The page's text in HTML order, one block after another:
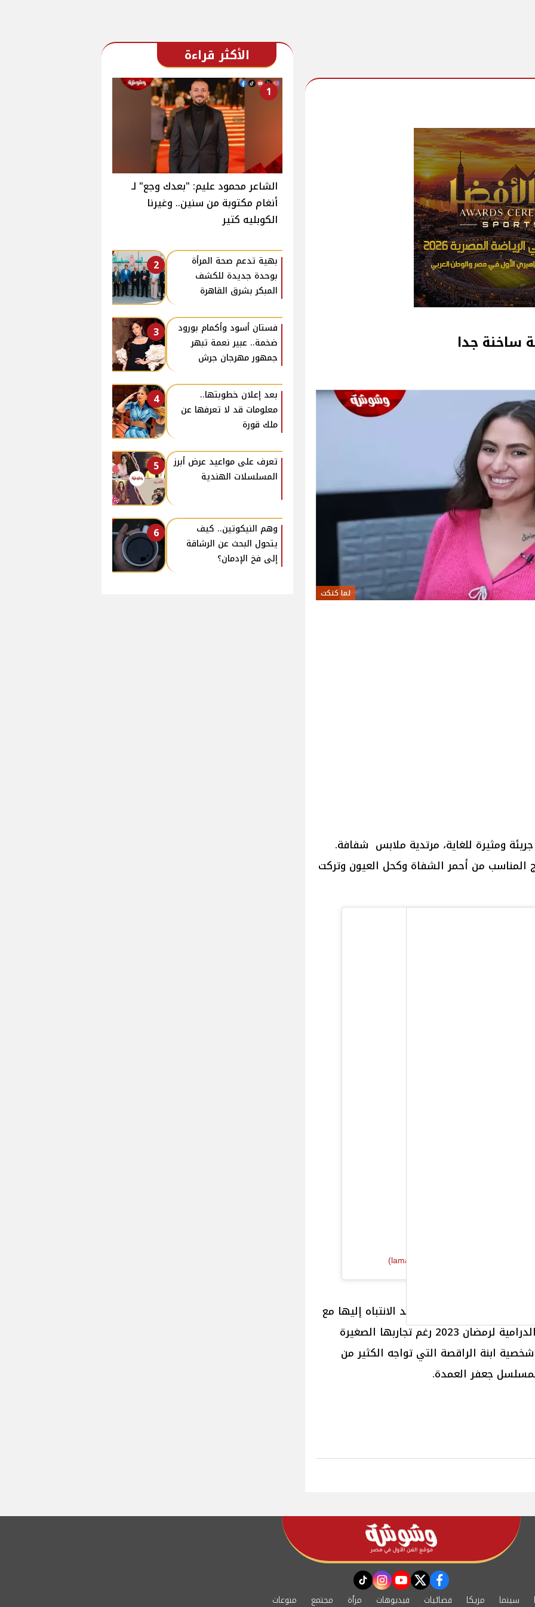
ساخنة جدا
لما كتكت
ومثيرة للغاية، مرتدية ملابس شفافة.
من أحمر الشفاة وكحل العيون وتركت
‎‏
الأول، ونجحت في شد الانتباه إليها مع
فرصة الظهور الأول على الشاشة الدرامية لرمضان 2023 رغم تجاربها الصغيرة
ابنة الراقصة التي تواجه الكثير من
بمسلسل جعفر العمدة.
الأكثر قراءة
1
الشاعر محمود عليم: "بعدك وجع" لـ
أنغام مكتوبة من سنين.. وغيرنا
الكوبليه كتير
2
بهية تدعم صحة المرأة
بوحدة جديدة للكشف
المبكر بشرق القاهرة
3
فستان أسود وأكمام بورود
ضخمة.. عبير نعمة تبهر
جمهور مهرجان جرش
4
بعد إعلان خطوبتها..
معلومات قد لا تعرفها عن
ملك قورة
5
تعرف على مواعيد عرض أبرز
المسلسلات الهندية
6
وهم النيكوتين.. كيف
يتحول البحث عن الرشاقة
إلى فخ الإدمان؟
facebook
twitter
youtube
instagram
tiktok
سينما مزيكا فضائيات فيديوهات مرأة مجتمع منوعات